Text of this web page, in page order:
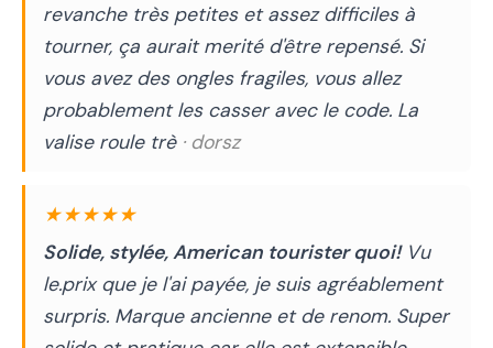
revanche très petites et assez difficiles à
tourner, ça aurait merité d'être repensé. Si
vous avez des ongles fragiles, vous allez
probablement les casser avec le code. La
valise roule trè · dorsz
★★★★★
Solide, stylée, American tourister quoi!Vu
le.prix que je l'ai payée, je suis agréablement
surpris. Marque ancienne et de renom. Super